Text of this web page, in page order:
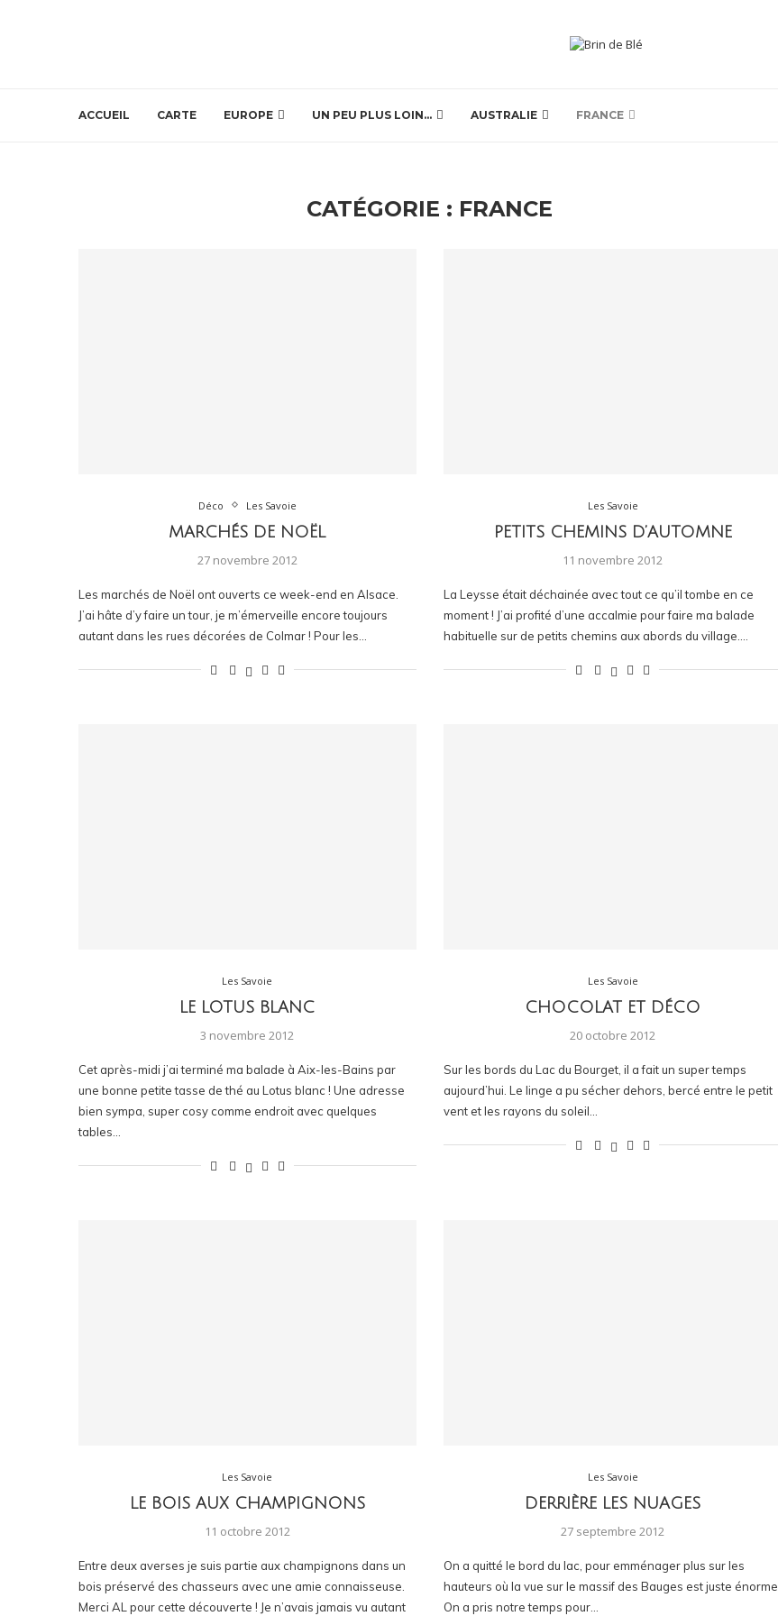
ACCUEIL CARTE EUROPE UN PEU PLUS LOIN… AUSTRALIE FRANCE
CATÉGORIE : FRANCE
Déco Les Savoie
MARCHÉS DE NOËL
27 novembre 2012
Les marchés de Noël ont ouverts ce week-end en Alsace.
J’ai hâte d’y faire un tour, je m’émerveille encore toujours
autant dans les rues décorées de Colmar ! Pour les…
Les Savoie
PETITS CHEMINS D’AUTOMNE
11 novembre 2012
La Leysse était déchainée avec tout ce qu’il tombe en ce
moment ! J’ai profité d’une accalmie pour faire ma balade
habituelle sur de petits chemins aux abords du village.…
Les Savoie
LE LOTUS BLANC
3 novembre 2012
Cet après-midi j’ai terminé ma balade à Aix-les-Bains par
une bonne petite tasse de thé au Lotus blanc ! Une adresse
bien sympa, super cosy comme endroit avec quelques
tables…
Les Savoie
CHOCOLAT ET DÉCO
20 octobre 2012
Sur les bords du Lac du Bourget, il a fait un super temps
aujourd’hui. Le linge a pu sécher dehors, bercé entre le petit
vent et les rayons du soleil…
Les Savoie
LE BOIS AUX CHAMPIGNONS
11 octobre 2012
Entre deux averses je suis partie aux champignons dans un
bois préservé des chasseurs avec une amie connaisseuse.
Merci AL pour cette découverte ! Je n’avais jamais vu autant
Les Savoie
DERRIÈRE LES NUAGES
27 septembre 2012
On a quitté le bord du lac, pour emménager plus sur les
hauteurs où la vue sur le massif des Bauges est juste énorme.
On a pris notre temps pour…